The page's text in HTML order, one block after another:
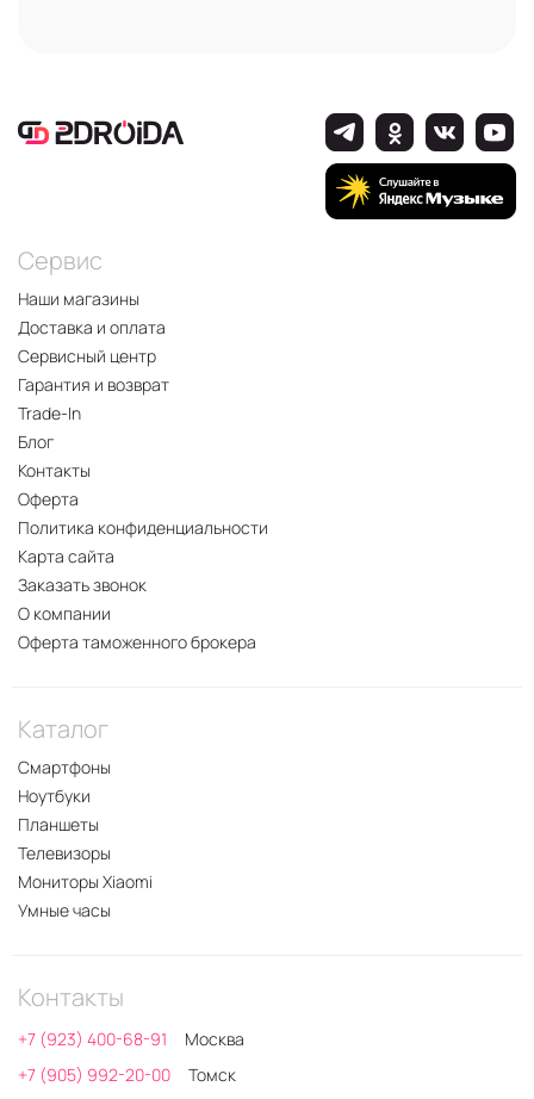
Сервис
Наши магазины
Доставка и оплата
Сервисный центр
Гарантия и возврат
Trade-In
Блог
Контакты
Оферта
Политика конфиденциальности
Карта сайта
Заказать звонок
О компании
Оферта таможенного брокера
Каталог
Смартфоны
Ноутбуки
Планшеты
Телевизоры
Мониторы Xiaomi
Умные часы
Контакты
+7 (923) 400-68-91
Москва
+7 (905) 992-20-00
Томск